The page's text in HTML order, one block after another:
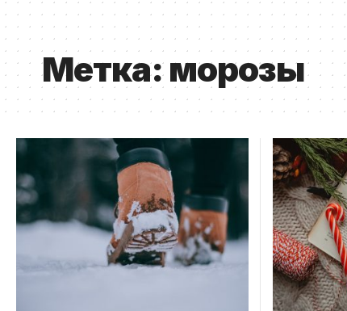
Метка:морозы